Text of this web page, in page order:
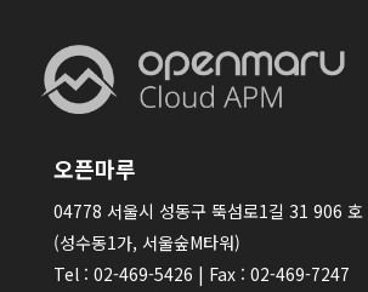
오픈마루
04778 서울시 성동구 뚝섬로1길 31 906 호
(성수동1가, 서울숲M타워)
Tel : 02-469-5426 | Fax : 02-469-7247